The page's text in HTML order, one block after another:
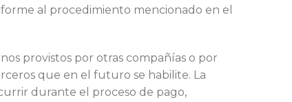
al procedimiento mencionado en el
provistos por otras compañías o por
que en el futuro se habilite. La
durante el proceso de pago,